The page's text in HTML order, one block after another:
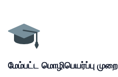
மேம்பட்ட மொழிபெயர்ப்பு முறை